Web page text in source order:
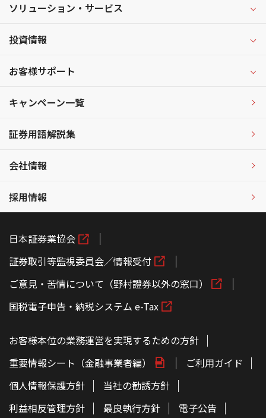
ソリューション・サービス
投資情報
お客様サポート
キャンペーン一覧
証券用語解説集
会社情報
採用情報
日本証券業協会
証券取引等監視委員会／情報受付
ご意見・苦情について（野村證券以外の窓口）
国税電子申告・納税システム e-Tax
お客様本位の業務運営を実現するための方針
重要情報シート（金融事業者編）
ご利用ガイド
個人情報保護方針
当社の勧誘方針
利益相反管理方針
最良執行方針
電子公告